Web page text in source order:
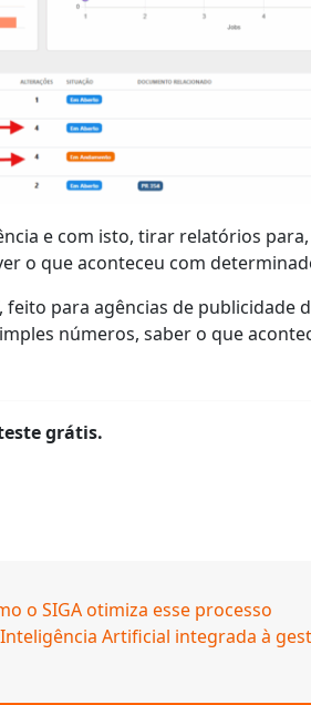
e com isto, tirar relatórios
o que aconteceu com
feito para agências de publicidade
números, saber o que
grátis.
o SIGA otimiza esse processo
Inteligência Artificial integrada à